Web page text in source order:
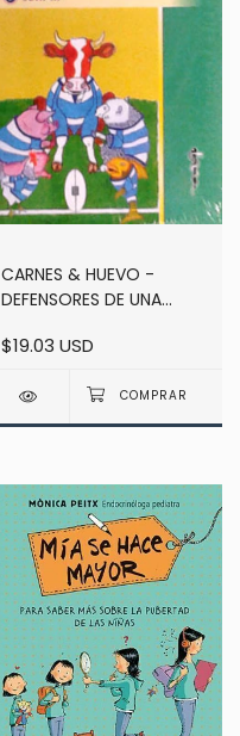
CARNES & HUEVO -
DEFENSORES DE UNA
VIVIANA VIVIANT
$19.03 USD